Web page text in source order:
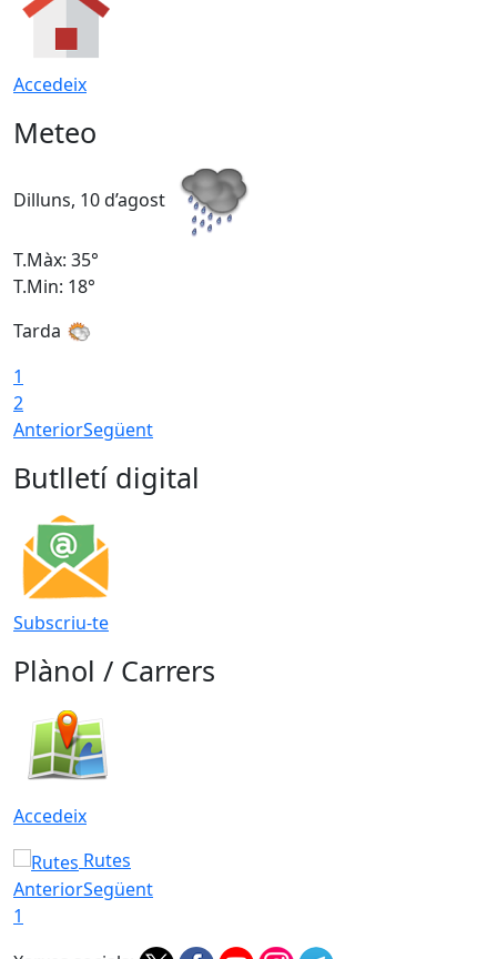
Accedeix
Meteo
Dilluns, 10 d’agost
T.Màx: 35°
T.Min: 18°
Tarda
1
2
AnteriorSegüent
Butlletí digital
Subscriu-te
Plànol / Carrers
Accedeix
Rutes
AnteriorSegüent
1